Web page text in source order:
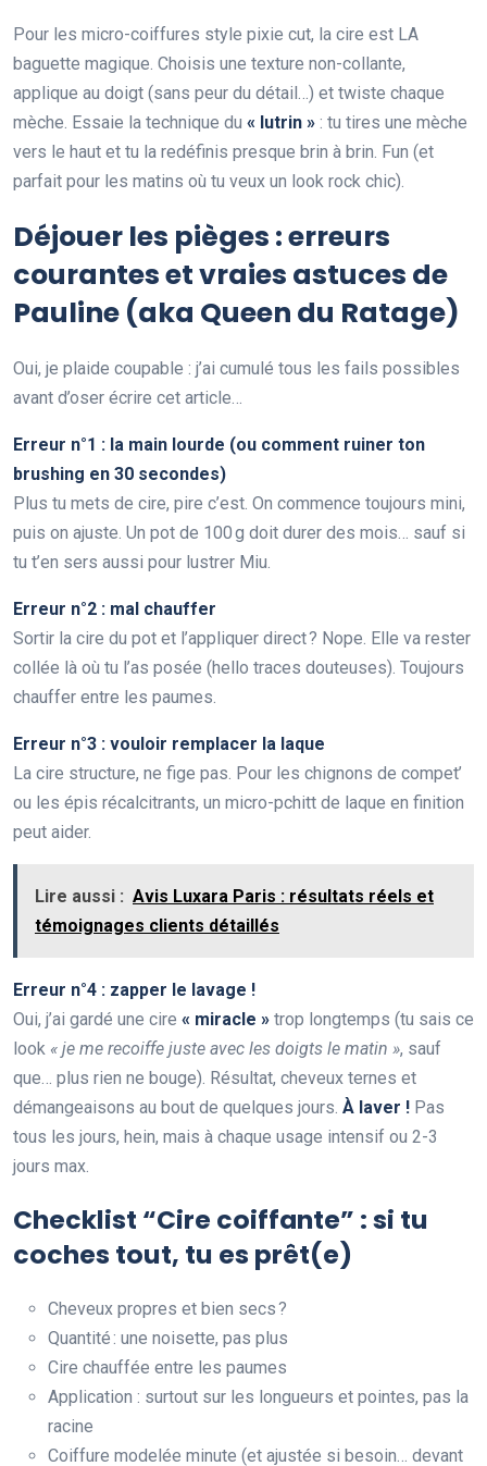
Pour les micro-coiffures style pixie cut, la cire est LA
baguette magique. Choisis une texture non-collante,
applique au doigt (sans peur du détail…) et twiste chaque
mèche. Essaie la technique du « lutrin » : tu tires une mèche
vers le haut et tu la redéfinis presque brin à brin. Fun (et
parfait pour les matins où tu veux un look rock chic).
Déjouer les pièges : erreurs
courantes et vraies astuces de
Pauline (aka Queen du Ratage)
Oui, je plaide coupable : j’ai cumulé tous les fails possibles
avant d’oser écrire cet article…
Erreur n°1 : la main lourde (ou comment ruiner ton
brushing en 30 secondes)
Plus tu mets de cire, pire c’est. On commence toujours mini,
puis on ajuste. Un pot de 100 g doit durer des mois… sauf si
tu t’en sers aussi pour lustrer Miu.
Erreur n°2 : mal chauffer
Sortir la cire du pot et l’appliquer direct ? Nope. Elle va rester
collée là où tu l’as posée (hello traces douteuses). Toujours
chauffer entre les paumes.
Erreur n°3 : vouloir remplacer la laque
La cire structure, ne fige pas. Pour les chignons de compet’
ou les épis récalcitrants, un micro-pchitt de laque en finition
peut aider.
Lire aussi : Avis Luxara Paris : résultats réels et
témoignages clients détaillés
Erreur n°4 : zapper le lavage !
Oui, j’ai gardé une cire « miracle » trop longtemps (tu sais ce
look « je me recoiffe juste avec les doigts le matin », sauf
que… plus rien ne bouge). Résultat, cheveux ternes et
démangeaisons au bout de quelques jours. À laver ! Pas
tous les jours, hein, mais à chaque usage intensif ou 2-3
jours max.
Checklist “Cire coiffante” : si tu
coches tout, tu es prêt(e)
Cheveux propres et bien secs ?
Quantité : une noisette, pas plus
Cire chauffée entre les paumes
Application : surtout sur les longueurs et pointes, pas la
racine
Coiffure modelée minute (et ajustée si besoin… devant